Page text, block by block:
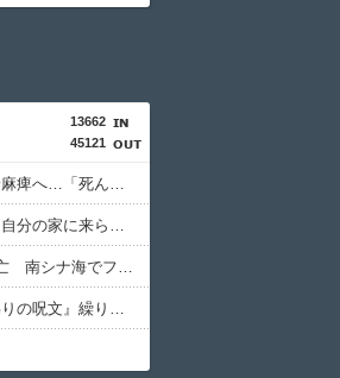
13662
45121
【九州名物】鶏刺し食べた医師、全身麻痺へ…「死んだほうが良かった」
【動画】移民受け入れ派のパヨおば、自分の家に来られたら全力で拒否るｗｗｗｗｗｗｗｗｗｗｗｗ
中国の海警局と海軍の船が衝突2人死亡 南シナ海でフィリピン船を追跡中、公表までに1年
ロシア外務省報道官「広島市長は『偽りの呪文』繰り返している」 平和宣言を非難